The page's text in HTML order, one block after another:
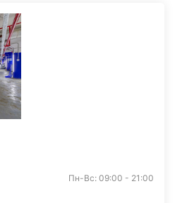
Пн-Вс: 09:00 - 21:00